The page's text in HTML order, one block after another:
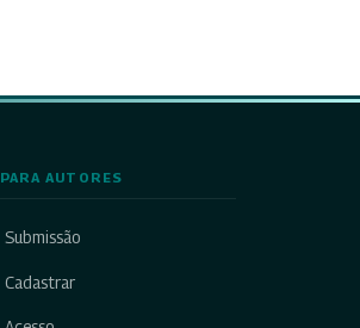
PARA AUTORES
Submissão
Cadastrar